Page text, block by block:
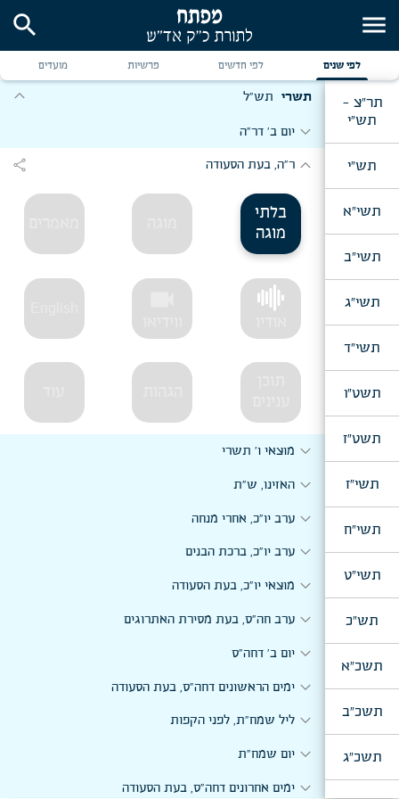
menu
search
לפי שנים לפי חדשים פרשיות מועדים
תר"צ -
תש"י
תש"י
תשי"א
תשי"ב
תשי"ג
תשי"ד
תשט"ו
תשט"ז
תשי"ז
תשי"ח
תשי"ט
תש"כ
תשכ"א
תשכ"ב
תשכ"ג
תשרי תש"ל
expand_more
expand_moreיום ב' דר"ה
expand_moreר"ה, בעת הסעודה share
בלתי
מוגה
expand_more מוצאי ו' תשרי
expand_moreהאזינו, ש"ת
expand_moreערב יו"כ, אחרי מנחה
expand_moreערב יו"כ, ברכת הבנים
expand_more מוצאי יו"כ, בעת הסעודה
expand_moreערב חה"ס, בעת מסירת האתרוגים
expand_moreיום ב' דחה"ס
expand_moreימים הראשונים דחה"ס, בעת הסעודה
expand_moreליל שמח"ת, לפני הקפות
expand_moreיום שמח"ת
expand_moreימים אחרונים דחה"ס, בעת הסעודה